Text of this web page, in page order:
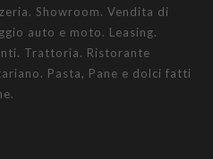
Showroom. Vendita di
auto e moto. Leasing.
Trattoria. Ristorante
Pasta, Pane e dolci fatti